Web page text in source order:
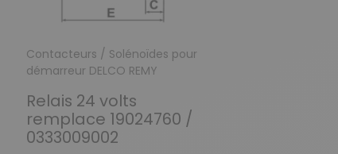
Contacteurs / Solénoïdes pour
démarreur DELCO REMY
Relais 24 volts
remplace 19024760 /
0333009002